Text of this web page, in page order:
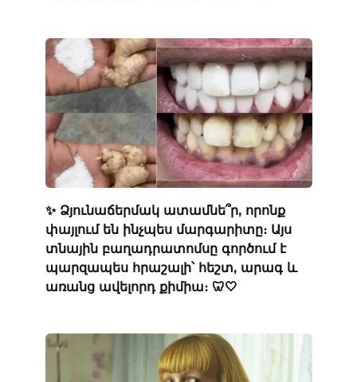
✨ Ձյունաճերմակ ատամնե՞ր, որոնք
փայլում են ինչպես մարգարիտը։ Այս
տնային բաղադրատոմսը գործում է
պարզապես հրաշալի՝ հեշտ, արագ և
առանց ավելորդ քիմիա։ 🦷🤍